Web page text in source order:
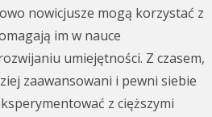
nowicjusze mogą korzystać z
im w nauce
umiejętności. Z czasem,
zaawansowani i pewni siebie
z cięższymi